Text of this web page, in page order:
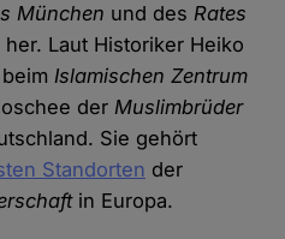
München und desRates
her. Laut Historiker Heiko
beimIslamischen Zentrum
derMuslimbrüder
Sie gehört
Standorten der
in Europa.